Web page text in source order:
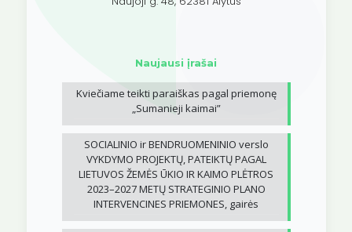
Naujausi įrašai
Kviečiame teikti paraiškas pagal priemonę
„Sumanieji kaimai”
SOCIALINIO ir BENDRUOMENINIO verslo
VYKDYMO PROJEKTŲ, PATEIKTŲ PAGAL
LIETUVOS ŽEMĖS ŪKIO IR KAIMO PLĖTROS
2023–2027 METŲ STRATEGINIO PLANO
INTERVENCINES PRIEMONES, gairės